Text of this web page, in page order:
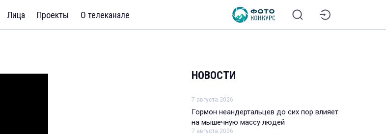
Лица Проекты О телеканале
НОВОСТИ
7 августа 2026
Гормон неандертальцев до сих пор влияет
на мышечную массу людей
7 августа 2026